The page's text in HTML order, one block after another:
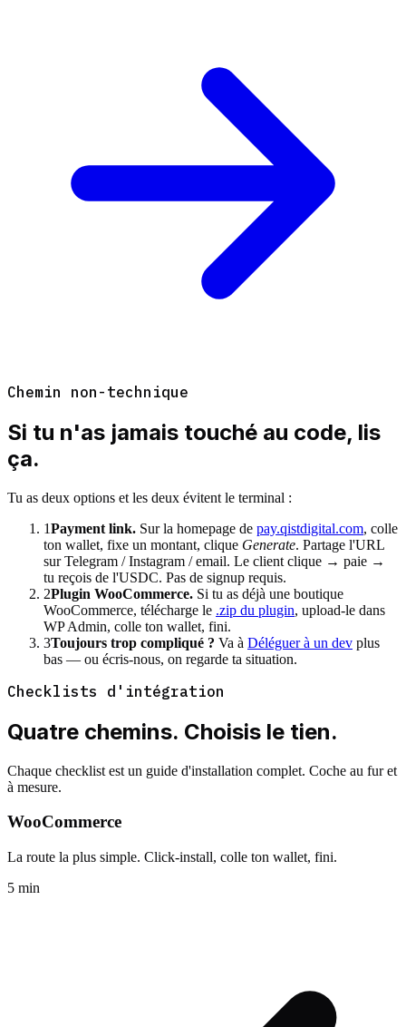
Chemin non-technique
Si tu n'as jamais touché au code, lis
ça.
Tu as deux options et les deux évitent le terminal :
1Payment link. Sur la homepage de pay.qistdigital.com, colle
ton wallet, fixe un montant, clique Generate. Partage l'URL
sur Telegram / Instagram / email. Le client clique → paie →
tu reçois de l'USDC. Pas de signup requis.
2Plugin WooCommerce. Si tu as déjà une boutique
WooCommerce, télécharge le .zip du plugin, upload-le dans
WP Admin, colle ton wallet, fini.
3Toujours trop compliqué ? Va à Déléguer à un dev plus
bas — ou écris-nous, on regarde ta situation.
Checklists d'intégration
Quatre chemins. Choisis le tien.
Chaque checklist est un guide d'installation complet. Coche au fur et
à mesure.
WooCommerce
La route la plus simple. Click-install, colle ton wallet, fini.
5 min